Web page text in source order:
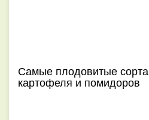
Самые плодовитые сорта
картофеля и помидоров